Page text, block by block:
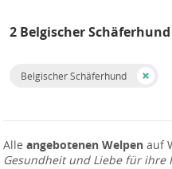
2 Belgischer
Belgischer Schäferhund
Alle angebotenen Welpen auf
Gesundheit und Liebe für ihre